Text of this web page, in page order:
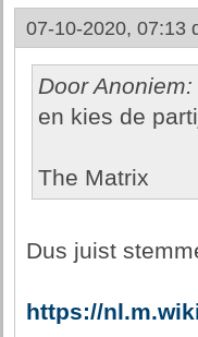
07-10-2020, 07:13
Door Anoniem:
en kies de
The Matrix
Dus juist
https://